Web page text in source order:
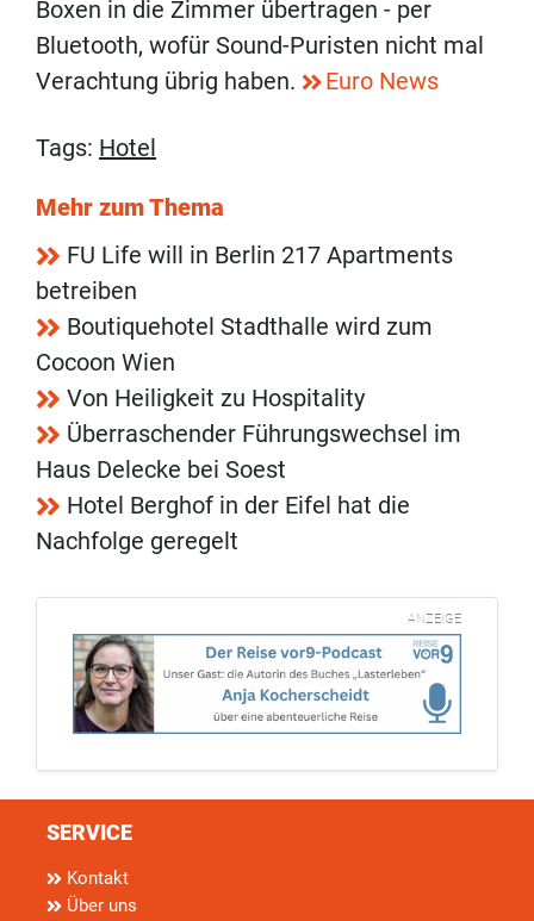
Boxen in die Zimmer übertragen - per
Bluetooth, wofür Sound-Puristen nicht mal
Verachtung übrig haben.
Euro News
Tags: Hotel
Mehr zum Thema
FU Life will in Berlin 217 Apartments
betreiben
Boutiquehotel Stadthalle wird zum
Cocoon Wien
Von Heiligkeit zu Hospitality
Überraschender Führungswechsel im
Haus Delecke bei Soest
Hotel Berghof in der Eifel hat die
Nachfolge geregelt
ANZEIGE
SERVICE
Kontakt
Über uns